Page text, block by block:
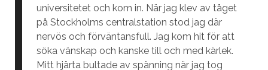
universitetet och kom in. När jag klev av tåget
på Stockholms centralstation stod jag där
nervös och förväntansfull. Jag kom hit för att
söka vänskap och kanske till och med kärlek.
Mitt hjärta bultade av spänning när jag tog